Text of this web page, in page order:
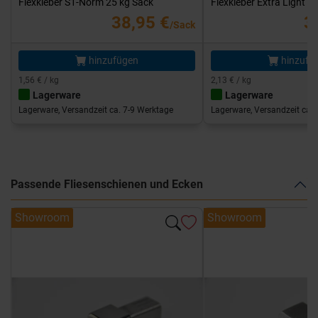
38,95 €/Sack
hinzufügen
1,56 € / kg
Lagerware
Lagerware, Versandzeit ca. 7-9 Werktage
2,13 € / kg
Lagerware
Lagerware, Versandzeit ca.
Passende Fliesenschienen und Ecken
Showroom Showroom